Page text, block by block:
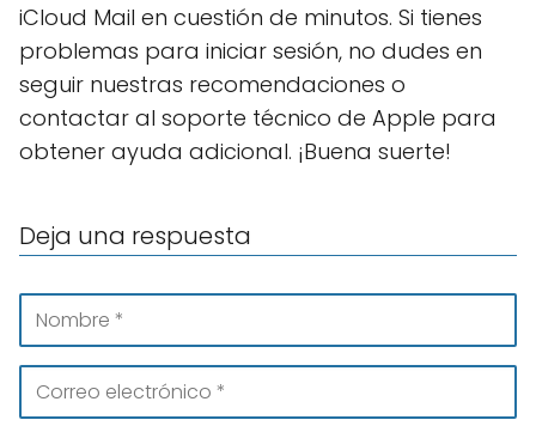
iCloud Mail en cuestión de minutos. Si tienes
problemas para iniciar sesión, no dudes en
seguir nuestras recomendaciones o
contactar al soporte técnico de Apple para
obtener ayuda adicional. ¡Buena suerte!
Deja una respuesta